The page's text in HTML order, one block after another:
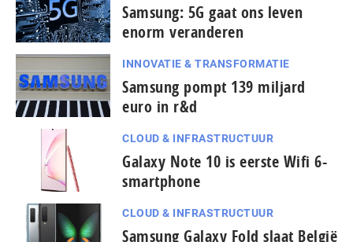
Samsung: 5G gaat ons leven
enorm veranderen
INNOVATIE & TRANSFORMATIE
Samsung pompt 139 miljard
euro in r&d
CLOUD & INFRASTRUCTUUR
Galaxy Note 10 is eerste Wifi 6-
smartphone
CLOUD & INFRASTRUCTUUR
Samsung Galaxy Fold slaat België